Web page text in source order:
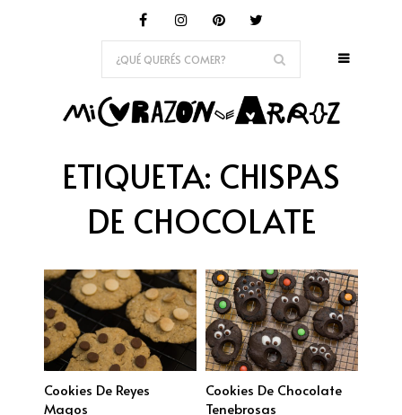
ETIQUETA: CHISPAS
DE CHOCOLATE
Cookies De Reyes
Magos
Cookies De Chocolate
Tenebrosas